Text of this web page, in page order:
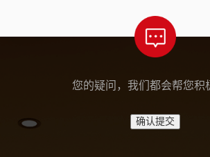
您的疑问，我们都会帮您积